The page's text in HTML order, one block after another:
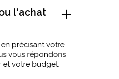
l'achat
précisant votre
vous répondons
et votre budget.